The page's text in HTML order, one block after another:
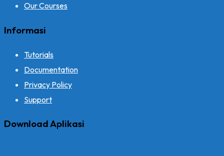
Our Courses
Informasi
Tutorials
Documentation
Privacy Policy
Support
Download Aplikasi